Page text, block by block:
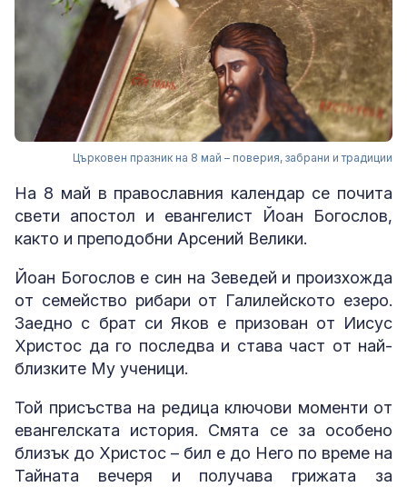
Църковен празник на 8 май – поверия, забрани и традиции
На 8 май в православния календар се почита
свети апостол и евангелист Йоан Богослов,
както и преподобни Арсений Велики.
Йоан Богослов е син на Зеведей и произхожда
от семейство рибари от Галилейското езеро.
Заедно с брат си Яков е призован от Иисус
Христос да го последва и става част от най-
близките Му ученици.
Той присъства на редица ключови моменти от
евангелската история. Смята се за особено
близък до Христос – бил е до Него по време на
Тайната вечеря и получава грижата за